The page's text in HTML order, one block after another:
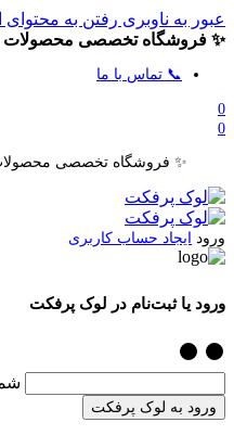
عبور به ناوبری رفتن به
✨ فروشگاه تخصصی محصولات
📞 تماس با ما
0
0
✨ فروشگاه تخصصی
ورود ایجاد حساب کاربری
ورود یا ثبت‌نام در لوک پرفکت
ورود به لوک پرفکت